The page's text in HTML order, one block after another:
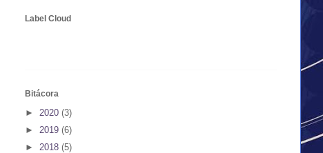
Label Cloud
Bitácora
► 2020 (3)
► 2019 (6)
► 2018 (5)